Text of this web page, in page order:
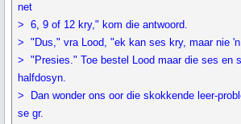
net
> 6, 9 of 12 kry," kom die antwoord.
> "Dus," vra Lood, "ek kan ses kry, maar nie
> "Presies." Toe bestel Lood maar die ses en
halfdosyn.
> Dan wonder ons oor die skokkende leer-
se gr.